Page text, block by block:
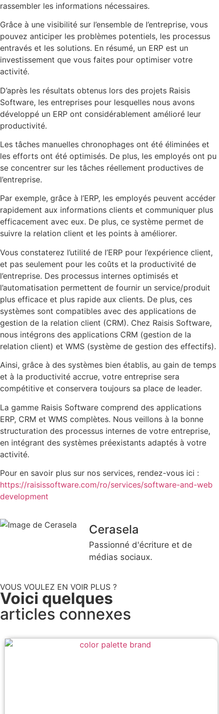
rassembler les informations nécessaires.
Grâce à une visibilité sur l’ensemble de l’entreprise, vous
pouvez anticiper les problèmes potentiels, les processus
entravés et les solutions. En résumé, un ERP est un
investissement que vous faites pour optimiser votre
activité.
D’après les résultats obtenus lors des projets Raisis
Software, les entreprises pour lesquelles nous avons
développé un ERP ont considérablement amélioré leur
productivité.
Les tâches manuelles chronophages ont été éliminées et
les efforts ont été optimisés. De plus, les employés ont pu
se concentrer sur les tâches réellement productives de
l’entreprise.
Par exemple, grâce à l’ERP, les employés peuvent accéder
rapidement aux informations clients et communiquer plus
efficacement avec eux. De plus, ce système permet de
suivre la relation client et les points à améliorer.
Vous constaterez l’utilité de l’ERP pour l’expérience client,
et pas seulement pour les coûts et la productivité de
l’entreprise. Des processus internes optimisés et
l’automatisation permettent de fournir un service/produit
plus efficace et plus rapide aux clients. De plus, ces
systèmes sont compatibles avec des applications de
gestion de la relation client (CRM). Chez Raisis Software,
nous intégrons des applications CRM (gestion de la
relation client) et WMS (système de gestion des effectifs).
Ainsi, grâce à des systèmes bien établis, au gain de temps
et à la productivité accrue, votre entreprise sera
compétitive et conservera toujours sa place de leader.
La gamme Raisis Software comprend des applications
ERP, CRM et WMS complètes. Nous veillons à la bonne
structuration des processus internes de votre entreprise,
en intégrant des systèmes préexistants adaptés à votre
activité.
Pour en savoir plus sur nos services, rendez-vous ici :
https://raisissoftware.com/ro/services/software-and-web
development
Cerasela
Passionné d'écriture et de
médias sociaux.
VOUS VOULEZ EN VOIR PLUS ?
Voici quelques
articles connexes